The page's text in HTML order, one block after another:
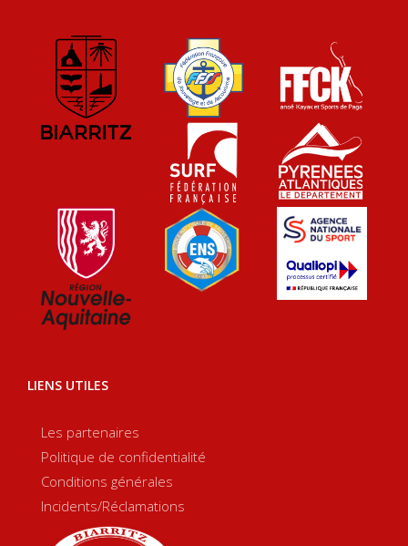
LIENS UTILES
Les partenaires
Politique de confidentialité
Conditions générales
Incidents/Réclamations